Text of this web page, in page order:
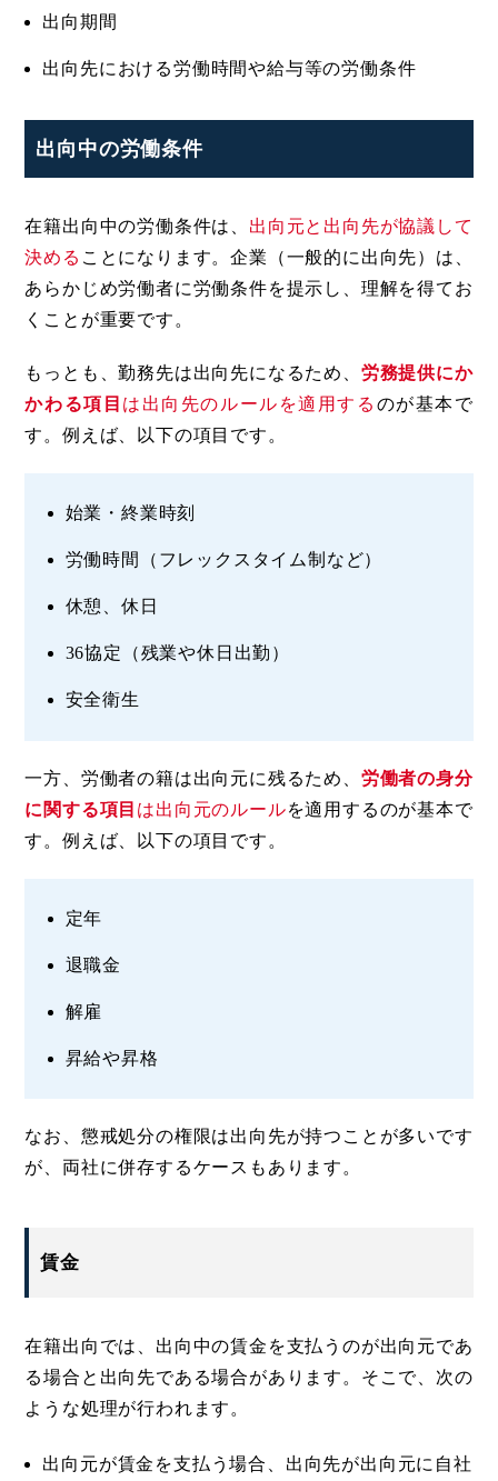
出向期間
出向先における労働時間や給与等の労働条件
出向中の労働条件
在籍出向中の労働条件は、 出向元と出向先が協議して
決める ことになります。企業（一般的に出向先）は、
あらかじめ労働者に労働条件を提示し、理解を得てお
くことが重要です。
もっとも、勤務先は出向先になるため、 労務提供にか
かわる項目 は出向先のルールを適用する のが基本で
す。例えば、以下の項目です。
始業・終業時刻
労働時間（フレックスタイム制など）
休憩、休日
36協定（残業や休日出勤）
安全衛生
一方、労働者の籍は出向元に残るため、 労働者の身分
に関する項目 は出向元のルールを適用するのが基本で
す。例えば、以下の項目です。
定年
退職金
解雇
昇給や昇格
なお、懲戒処分の権限は出向先が持つことが多いです
が、両社に併存するケースもあります。
賃金
在籍出向では、出向中の賃金を支払うのが出向元であ
る場合と出向先である場合があります。そこで、次の
ような処理が行われます。
出向元が賃金を支払う場合、出向先が出向元に自社